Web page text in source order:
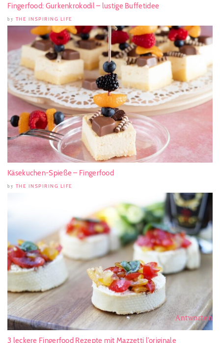
Fingerfood: Gurkenkrokodil – lustige Buffetidee
by THE INSPIRING LIFE
Käsekuchen-Spieße – Fingerfood
by THE INSPIRING LIFE
3 leckere Fingerfood Rezepte mit Mazzetti l’originale
Antworten